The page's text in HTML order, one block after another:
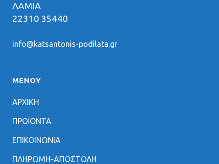
ΛΑΜΙΑ
22310 35440
info@katsantonis-podilata.gr
ΜΕΝΟΥ
ΑΡΧΙΚΗ
ΠΡΟΪΟΝΤΑ
ΕΠΙΚΟΙΝΩΝΙΑ
ΠΛΗΡΩΜΗ-ΑΠΟΣΤΟΛΗ